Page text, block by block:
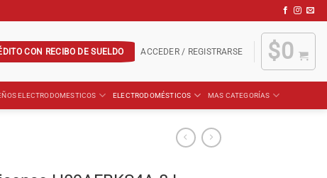
CON RECIBO DE SUELDO ACCEDER / REGISTRARSE $0
ELECTRODOMESTICOS ELECTRODOMÉSTICOS MAS CATEGORÍAS